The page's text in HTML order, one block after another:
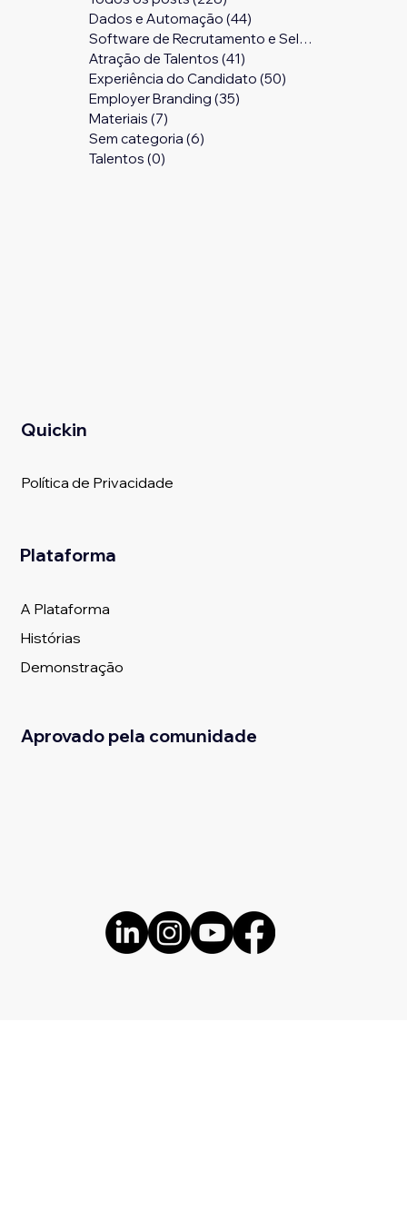
Dados e Automação (44)
Software de Recrutamento e Seleção
Atração de Talentos (41)
Experiência do Candidato (50)
Employer Branding (35)
Materiais (7)
Sem categoria (6)
Talentos (0)
Quickin
Política de Privacidade
Plataforma
A Plataforma
Histórias
Demonstração
Aprovado pela comunidade